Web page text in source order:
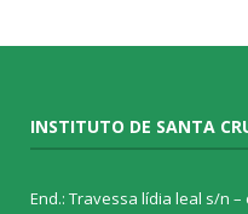
INSTITUTO DE SANTA
End.: Travessa lídia leal s/n